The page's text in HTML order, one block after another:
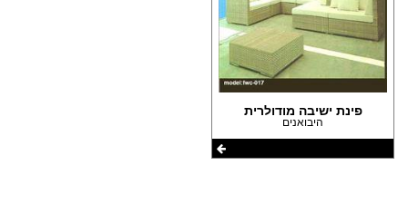
(1)
(1)
(1)
פינת ישיבה מודולרית
היבואנים
הצהרת נגישות